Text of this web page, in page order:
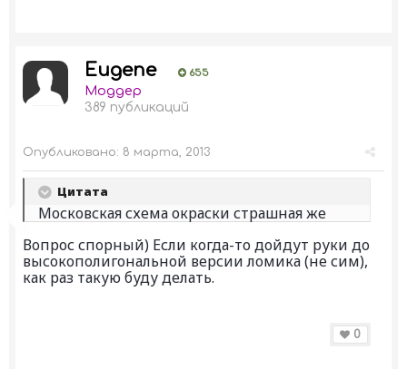
Eugene 655
Моддер
389 публикаций
Опубликовано: 8 марта, 2013
Цитата
Московская схема окраски страшная же
Вопрос спорный) Если когда-то дойдут руки до
высокополигональной версии ломика (не сим),
как раз такую буду делать.
0